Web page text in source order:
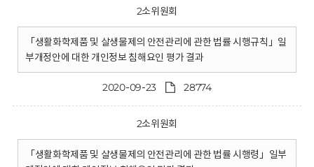
2소위원회
「생활화학제품 및 살생물제의 안전관리에 관한 법률 시행규칙」일
부개정안에 대한 개인정보 침해요인 평가 결과
2020-09-23 28774
2소위원회
「생활화학제품 및 살생물제의 안전관리에 관한 법률 시행령」일부